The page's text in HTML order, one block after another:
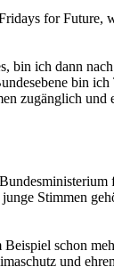
for Future,
bin ich dann
bin
zugänglich und
Stimmen
schon
und